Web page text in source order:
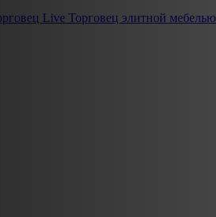
Live Торговец элитной мебелью